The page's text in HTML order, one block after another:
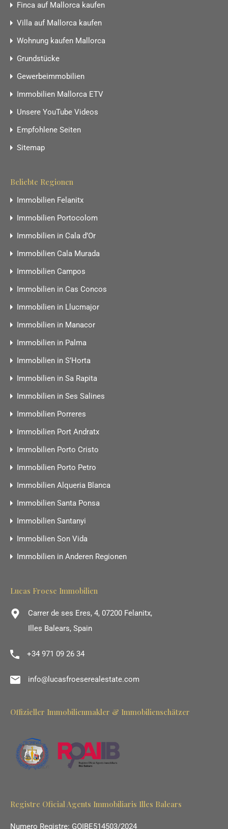
Finca auf Mallorca kaufen
Villa auf Mallorca kaufen
Wohnung kaufen Mallorca
Grundstücke
Gewerbeimmobilien
Immobilien Mallorca ETV
Unsere YouTube Videos
Empfohlene Seiten
Sitemap
Beliebte Regionen
Immobilien Felanitx
Immobilien Portocolom
Immobilien in Cala d’Or
Immobilien Cala Murada
Immobilien Campos
Immobilien in Cas Concos
Immobilien in Llucmajor
Immobilien in Manacor
Immobilien in Palma
Immobilien in S’Horta
Immobilien in Sa Rapita
Immobilien in Ses Salines
Immobilien Porreres
Immobilien Port Andratx
Immobilien Porto Cristo
Immobilien Porto Petro
Immobilien Alqueria Blanca
Immobilien Santa Ponsa
Immobilien Santanyi
Immobilien Son Vida
Immobilien in Anderen Regionen
Lucas Froese Immobilien
Carrer de ses Eres, 4, 07200 Felanitx,
Illes Balears, Spain
+34 971 09 26 34
info@lucasfroeserealestate.com
Offizieller Immobilienmakler & Immobilienschätzer
Registre Oficial Agents Immobiliaris Illes Balears
Numero Registre: GOIBE514503/2024